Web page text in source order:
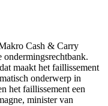
Cash & Carry
maakt het faillissement
onderwerp in
het faillissement een
minister van